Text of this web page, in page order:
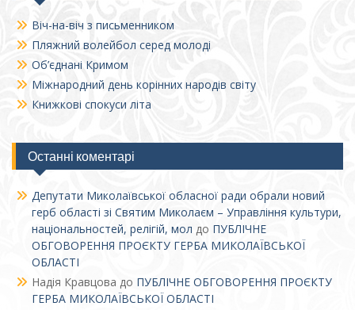
Віч-на-віч з письменником
Пляжний волейбол серед молоді
Об’єднані Кримом
Міжнародний день корінних народів світу
Книжкові спокуси літа
Останні коментарі
Депутати Миколаївської обласної ради обрали новий
герб області зі Святим Миколаєм – Управління культури,
національностей, релігій, мол до ПУБЛІЧНЕ
ОБГОВОРЕННЯ ПРОЄКТУ ГЕРБА МИКОЛАЇВСЬКОЇ
ОБЛАСТІ
Надія Кравцова до ПУБЛІЧНЕ ОБГОВОРЕННЯ ПРОЄКТУ
ГЕРБА МИКОЛАЇВСЬКОЇ ОБЛАСТІ